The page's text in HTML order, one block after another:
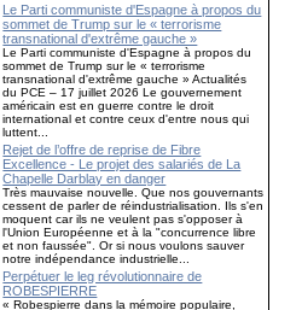
Le Parti communiste d'Espagne à propos du
sommet de Trump sur le « terrorisme
transnational d'extrême gauche »
Le Parti communiste d'Espagne à propos du
sommet de Trump sur le « terrorisme
transnational d'extrême gauche » Actualités
du PCE – 17 juillet 2026 Le gouvernement
américain est en guerre contre le droit
international et contre ceux d'entre nous qui
luttent...
Rejet de l’offre de reprise de Fibre
Excellence - Le projet des salariés de La
Chapelle Darblay en danger
Très mauvaise nouvelle. Que nos gouvernants
cessent de parler de réindustrialisation. Ils s'en
moquent car ils ne veulent pas s'opposer à
l'Union Européenne et à la "concurrence libre
et non faussée". Or si nous voulons sauver
notre indépendance industrielle...
Perpétuer le leg révolutionnaire de
ROBESPIERRE
« Robespierre dans la mémoire populaire,